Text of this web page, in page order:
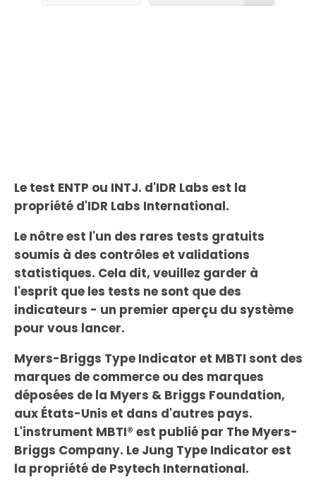
Le test ENTP ou INTJ. d'IDR Labs est la
propriété d'IDR Labs International.
Le nôtre est l'un des rares tests gratuits
soumis à des contrôles et validations
statistiques. Cela dit, veuillez garder à
l'esprit que les tests ne sont que des
indicateurs - un premier aperçu du système
pour vous lancer.
Myers-Briggs Type Indicator et MBTI sont des
marques de commerce ou des marques
déposées de la Myers & Briggs Foundation,
aux États-Unis et dans d'autres pays.
L'instrument MBTI® est publié par The Myers-
Briggs Company. Le Jung Type Indicator est
la propriété de Psytech International.